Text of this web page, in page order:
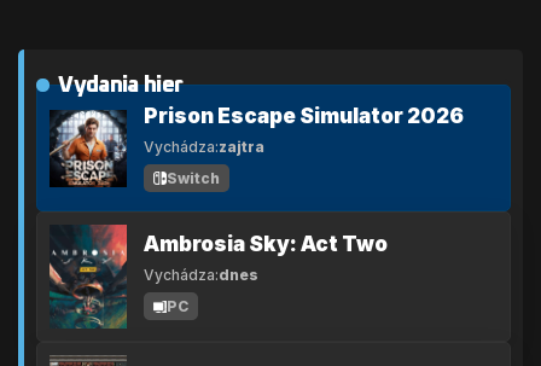
Vydania hier
Prison Escape Simulator 2026
Vychádza:zajtra
Switch
Ambrosia Sky: Act Two
Vychádza:dnes
PC